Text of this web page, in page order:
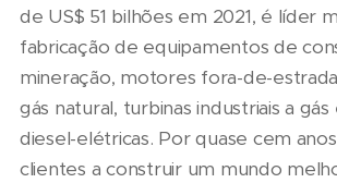
de US$ 51 bilhões em 2021, é líder
fabricação de equipamentos de
mineração, motores fora-de-
gás natural, turbinas industriais a
diesel-elétricas. Por quase cem
clientes a construir um mundo